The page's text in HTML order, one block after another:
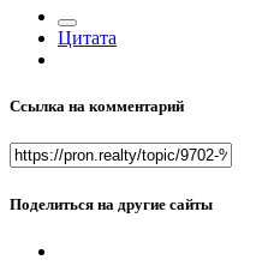
Цитата
Ссылка на комментарий
Поделиться на другие сайты